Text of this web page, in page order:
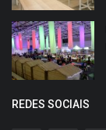
REDES SOCIAIS